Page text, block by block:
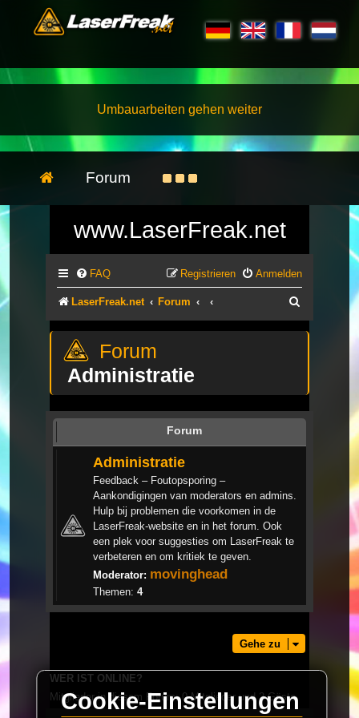
Umbauarbeiten gehen weiter
Forum
www.LaserFreak.net
FAQ Anmelden
Registrieren
LaserFreak.net Forum
Administratie
Forum
Administratie
Feedback – Foutopsporing –
Aankondigingen van moderators en admins.
Hulp bij problemen die voorkomen in de
LaserFreak-website en in het forum. Ook
een plek voor suggesties om LaserFreak te
verbeteren en om kritiek te geven.
Moderator: movinghead
Themen: 4
Gehe zu
WER IST ONLINE?
Mitglieder in diesem Forum: 0 Mitglieder und 2 Gäste
Cookie-Einstellungen